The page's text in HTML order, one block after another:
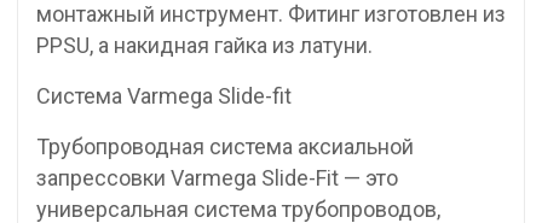
монтажный инструмент. Фитинг изготовлен из
PPSU, а накидная гайка из латуни.
Система Varmega Slide-fit
Трубопроводная система аксиальной
запрессовки Varmega Slide-Fit — это
универсальная система трубопроводов,